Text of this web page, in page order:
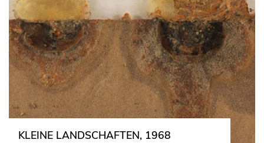
KLEINE LANDSCHAFTEN, 1968